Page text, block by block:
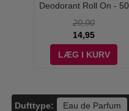
Deodorant Roll On - 50
20,00
14,95
LÆG I KURV
Dufttype: Eau de Parfum